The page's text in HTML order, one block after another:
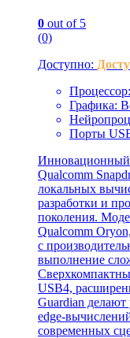
0 out of 5
(0)
Доступно:
Графика:
Порты
Qualcomm
локальных
разработки и
поколения.
Qualcomm
с
выполнение
USB4,
Guardian
edge-
современных